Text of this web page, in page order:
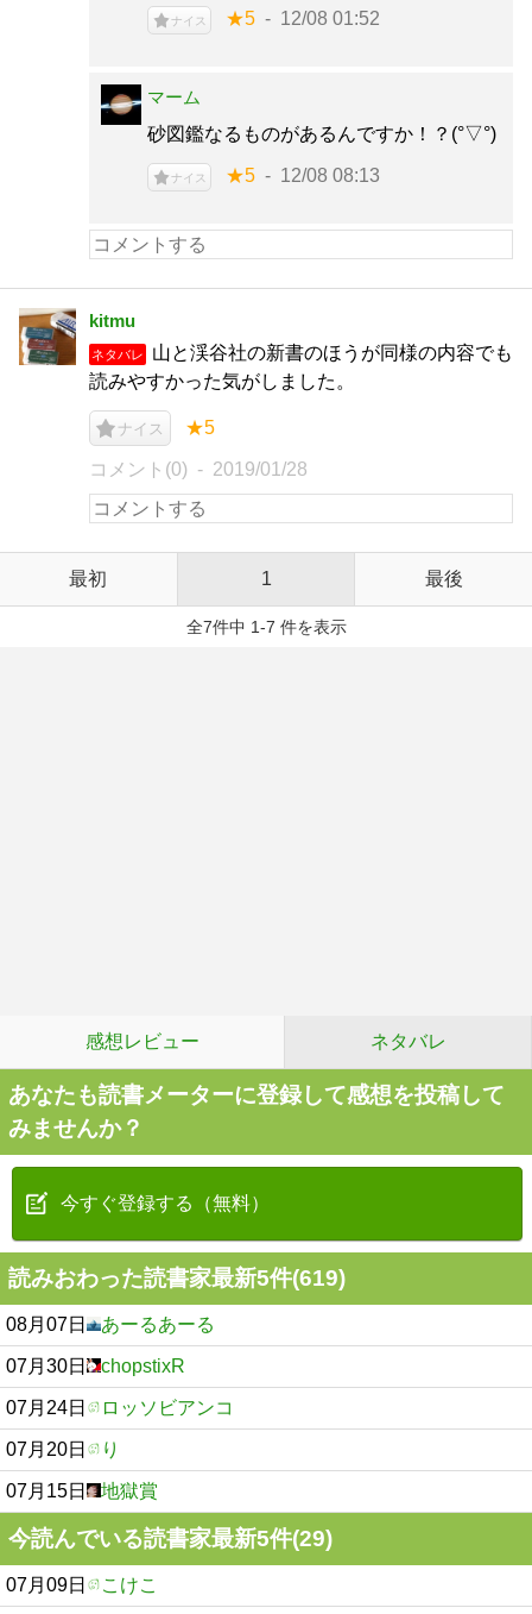
ナイス ★5 12/08 01:52
マーム
砂図鑑なるものがあるんですか！？(°▽°)
ナイス ★5 12/08 08:13
kitmu
ネタバレ
山と渓谷社の新書のほうが同様の内容でも
読みやすかった気がしました。
ナイス ★5
コメント(0) 2019/01/28
最初 1 最後
全7件中 1-7 件を表示
感想レビュー ネタバレ
あなたも読書メーターに登録して感想を投稿して
みませんか？
今すぐ登録する（無料）
読みおわった読書家最新5件(619)
08月07日 あーるあーる
07月30日 chopstixR
07月24日 ロッソビアンコ
07月20日 り
07月15日 地獄賞
今読んでいる読書家最新5件(29)
07月09日 こけこ